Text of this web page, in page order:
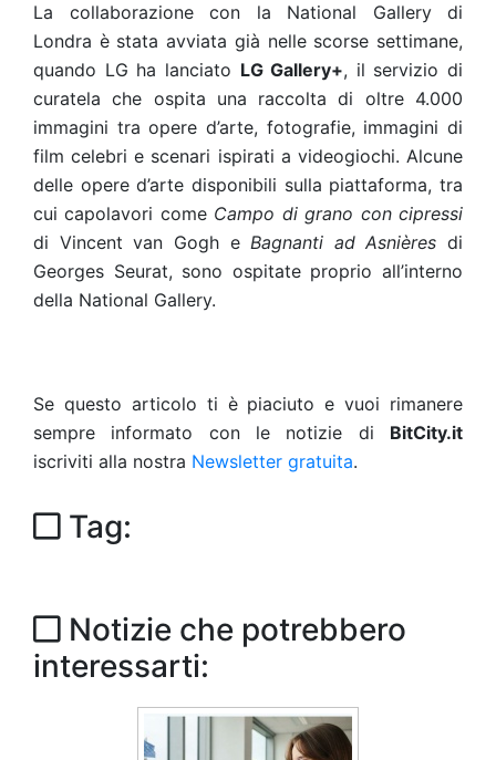
La collaborazione con la National Gallery di
Londra è stata avviata già nelle scorse settimane,
quando LG ha lanciato LG Gallery+, il servizio di
curatela che ospita una raccolta di oltre 4.000
immagini tra opere d’arte, fotografie, immagini di
film celebri e scenari ispirati a videogiochi. Alcune
delle opere d’arte disponibili sulla piattaforma, tra
cui capolavori come Campo di grano con cipressi
di Vincent van Gogh eBagnanti ad Asnières di
Georges Seurat, sono ospitate proprio all’interno
della National Gallery.
Se questo articolo ti è piaciuto e vuoi rimanere
sempre informato con le notizie di BitCity.it
iscriviti alla nostra Newsletter gratuita.
Tag:
Notizie che potrebbero
interessarti: